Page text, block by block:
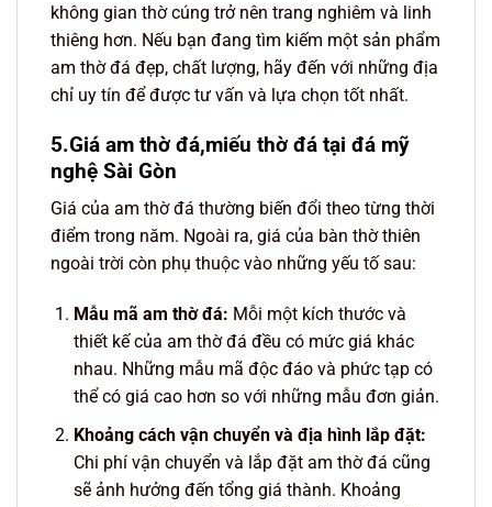
không gian thờ cúng trở nên trang nghiêm và linh
thiêng hơn. Nếu bạn đang tìm kiếm một sản phẩm
am thờ đá đẹp, chất lượng, hãy đến với những địa
chỉ uy tín để được tư vấn và lựa chọn tốt nhất.
5.Giá am thờ đá,miếu thờ đá tại đá mỹ
nghệ Sài Gòn
Giá của am thờ đá thường biến đổi theo từng thời
điểm trong năm. Ngoài ra, giá của bàn thờ thiên
ngoài trời còn phụ thuộc vào những yếu tố sau:
Mẫu mã am thờ đá: Mỗi một kích thước và
thiết kế của am thờ đá đều có mức giá khác
nhau. Những mẫu mã độc đáo và phức tạp có
thể có giá cao hơn so với những mẫu đơn giản.
Khoảng cách vận chuyển và địa hình lắp đặt:
Chi phí vận chuyển và lắp đặt am thờ đá cũng
sẽ ảnh hưởng đến tổng giá thành. Khoảng